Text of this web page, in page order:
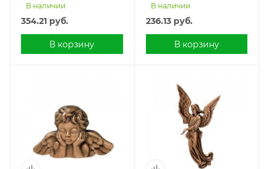
В наличии
354.21 руб.
В корзину
В наличии
236.13руб.
В корзину